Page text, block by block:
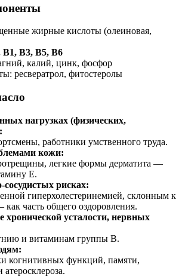
жирные кислоты (олеиновая,
B1, B3, B5, B6
калий, цинк, фосфор
ресвератрол, фитостеролы
нагрузках (физических,
работники умственного труда.
кожи:
легкие формы дерматита —
E.
сосудистых рисках:
гиперхолестеринемией, склонным к
часть общего оздоровления.
хронической усталости, нервных
и витаминам группы B.
когнитивных функций, памяти,